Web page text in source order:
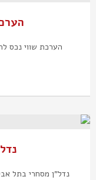
הערכת שווי נכס
נדל"ן מסחרי בתל